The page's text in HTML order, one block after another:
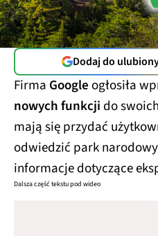
Dodaj do
Firma Googleogłosiła
nowych funkcji do swoich
mają się przydać
odwiedzić park
informacje dotyczące
Dalsza część tekstu pod wideo